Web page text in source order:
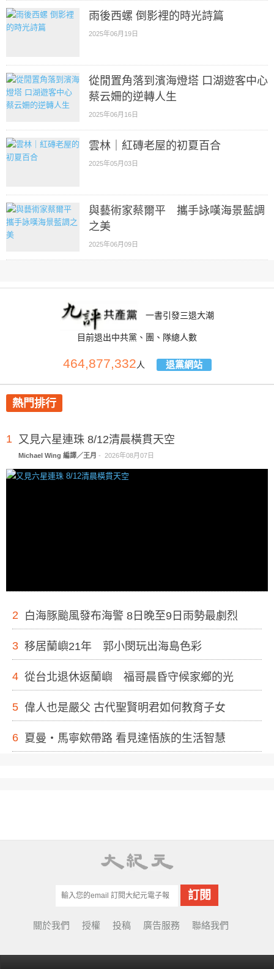
雨後西螺 倒影裡的時光詩篇
2025年06月19日
從閒置角落到濱海燈塔 口湖遊客中心
蔡云姍的逆轉人生
2025年06月16日
雲林｜紅磚老屋的初夏百合
2025年05月03日
與藝術家蔡爾平 攜手詠嘆海景藍調
之美
2025年06月09日
一書引發三退大潮
目前退出中共黨、團、隊總人數
464,877,332人 退黨網站
熱門排行
1 又見六星連珠 8/12清晨橫貫天空
Michael Wing 編譯／王月 - 2026年08月07日
2 白海豚颱風發布海警 8日晚至9日雨勢最劇烈
3 移居蘭嶼21年 郭小閔玩出海島色彩
4 從台北退休返蘭嶼 福哥晨昏守候家鄉的光
5 偉人也是嚴父 古代聖賢明君如何教育子女
6 夏曼・馬寧欸帶路 看見達悟族的生活智慧
關於我們 授權 投稿 廣告服務 聯絡我們